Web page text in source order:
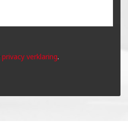
privacy verklaring.